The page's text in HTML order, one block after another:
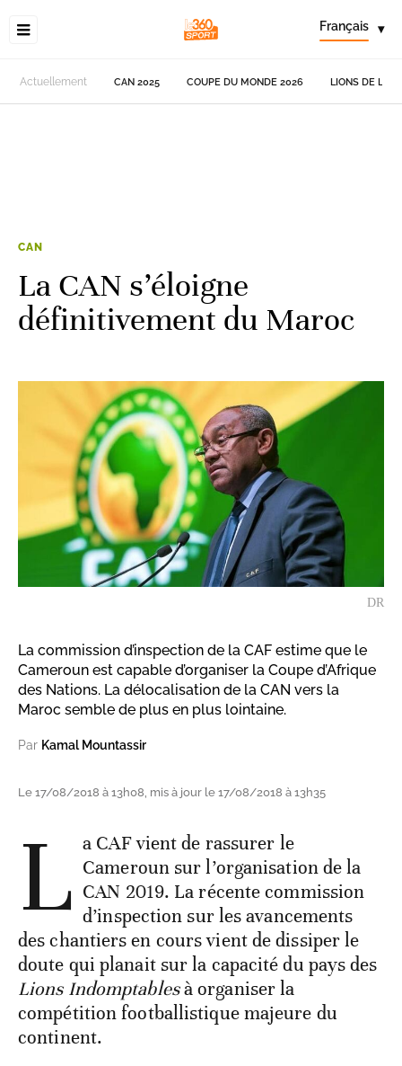
Français ▾
Actuellement CAN 2025 COUPE DU MONDE 2026 LIONS DE
CAN
La CAN s’éloigne
définitivement du Maroc
DR
La commission d’inspection de la CAF estime que le
Cameroun est capable d’organiser la Coupe d’Afrique
des Nations. La délocalisation de la CAN vers la
Maroc semble de plus en plus lointaine.
Par Kamal Mountassir
Le 17/08/2018 à 13h08, mis à jour le 17/08/2018 à 13h35
L a CAF vient de rassurer le
Cameroun sur l’organisation de la
CAN 2019. La récente commission
d’inspection sur les avancements
des chantiers en cours vient de dissiper le
doute qui planait sur la capacité du pays des
Lions Indomptablesà organiser la
compétition footballistique majeure du
continent.